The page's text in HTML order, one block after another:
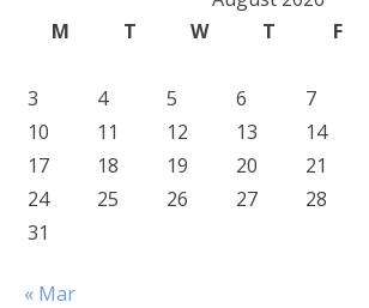
M
T W T F
3
4 5 6 7
10
11 12 13 14
17
18 19 20 21
24
25 26 27 28
31
« Mar